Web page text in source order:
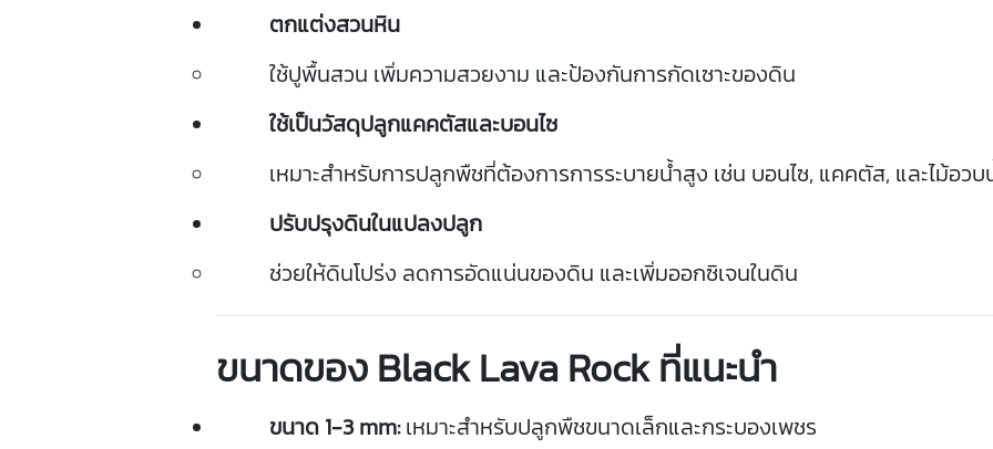
ตกแต่งสวนหิน
ใช้ปูพื้นสวน เพิ่มความสวยงาม และป้องกันการกัดเซาะของดิน
ใช้เป็นวัสดุปลูกแคคตัสและบอนไซ
เหมาะสำหรับการปลูกพืชที่ต้องการการระบายน้ำสูง เช่น บอนไซ, แคคตัส, และไม้อวบ
ปรับปรุงดินในแปลงปลูก
ช่วยให้ดินโปร่ง ลดการอัดแน่นของดิน และเพิ่มออกซิเจนในดิน
ขนาดของBlackLava Rockที่แนะนำ
ขนาด 1-3 mm: เหมาะสำหรับปลูกพืชขนาดเล็กและกระบองเพชร